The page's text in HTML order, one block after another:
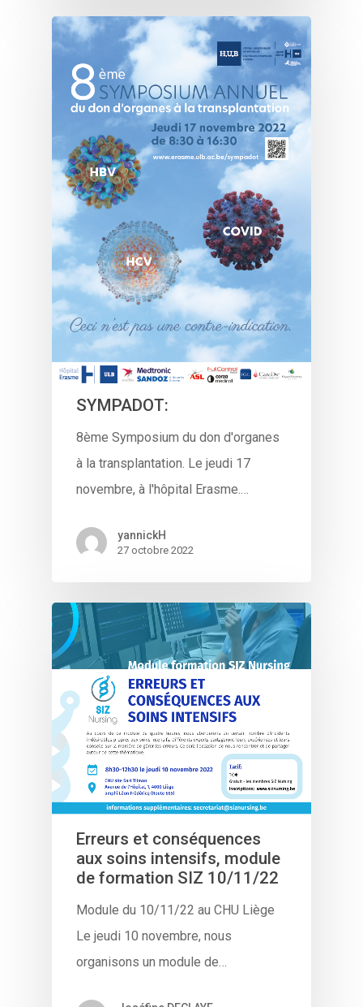
SYMPADOT:
8ème Symposium du don d'organes
à la transplantation. Le jeudi 17
novembre, à l'hôpital Erasme.…
yannickH
27 octobre 2022
Erreurs et conséquences
aux soins intensifs, module
de formation SIZ 10/11/22
Module du 10/11/22 au CHU Liège
Le jeudi 10 novembre, nous
organisons un module de…